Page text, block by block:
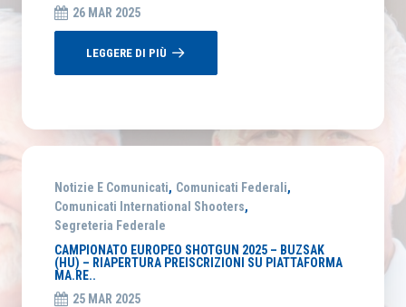
RICERCA
26 MAR 2025
LEGGERE DI PIÙ
Notizie E Comunicati, Comunicati Federali,
Comunicati International Shooters,
Segreteria Federale
CAMPIONATO EUROPEO SHOTGUN 2025 – BUZSAK
(HU) – RIAPERTURA PREISCRIZIONI SU PIATTAFORMA
MA.RE..
25 MAR 2025